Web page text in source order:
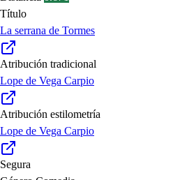
Título
La serrana de Tormes
Atribución tradicional
Lope de Vega Carpio
Atribución estilometría
Lope de Vega Carpio
Segura